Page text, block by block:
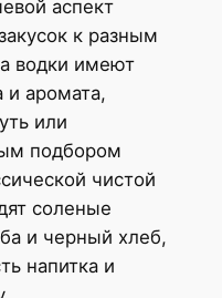
аспект
к разным
водки имеют
и аромата,
или
подбором
чистой
соленые
и черный хлеб,
напитка и